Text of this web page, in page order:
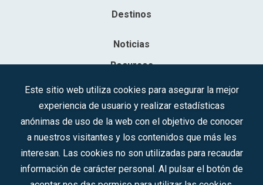
Destinos
Noticias
Recursos
Contacto
Sociedad Mercantil Estatal para la Gestión de la Innovación y las
Inscrita en el R.M. de Madrid, T, 12593, Se. 8, F. 129, H. 201.307.
C.I.F.: A-81/874.984
Este sitio web utiliza cookies para asegurar la mejor
experiencia de usuario y realizar estadísticas
anónimas de uso de la web con el objetivo de conocer
a nuestros visitantes y los contenidos que más les
interesan. Las cookies no son utilizadas para recaudar
información de carácter personal. Al pulsar el botón de